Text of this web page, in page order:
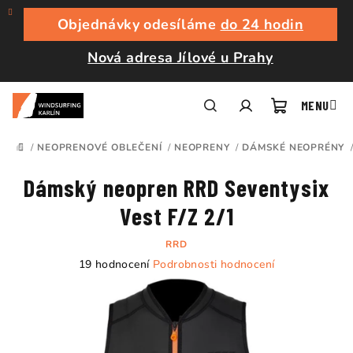
Přejít
obsah
Objednávky odesíláme do 24 hodin
Nová adresa Jílové u Prahy
košík
DOMŮ
/ NEOPRENOVÉ OBLEČENÍ / NEOPRENY / DÁMSKÉ NEOPRÉNY /
Dámský neopren RRD Seventysix
Vest F/Z 2/1
RRD
Průměrné
produktu
19 hodnocení Podrobnosti hodnocení